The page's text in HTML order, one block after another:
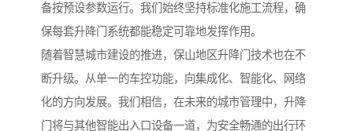
备按预设参数运行。我们始终坚持标准化施工流程，确
保每套升降门系统都能稳定可靠地发挥作用。
随着智慧城市建设的推进，保山地区升降门技术也在不
断升级。从单一的车控功能，向集成化、智能化、网络
化的方向发展。我们相信，在未来的城市管理中，升降
门将与其他智能出入口设备一道，为安全畅通的出行环